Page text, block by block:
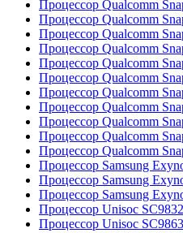
Процессор Qualcomm
Процессор Qualcomm
Процессор Qualcomm
Процессор Qualcomm
Процессор Qualcomm
Процессор Qualcomm
Процессор Qualcomm
Процессор Qualcomm
Процессор Qualcomm
Процессор Qualcomm
Процессор Qualcomm
Процессор Samsung
Процессор Samsung
Процессор Samsung
Процессор Unisoc
Процессор Unisoc